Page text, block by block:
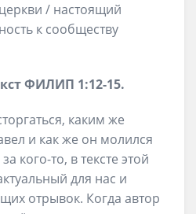
/ настоящий
к сообществу
ФИЛИП 1:12-15.
каким же
и как же он молился
кого-то, в тексте этой
для нас и
отрывок. Когда автор